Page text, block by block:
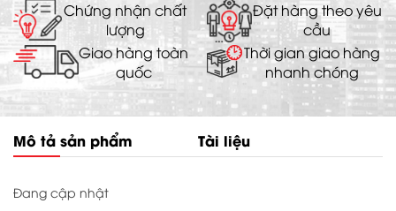
Chứng nhận chất
lượng
Đặt hàng theo yêu
cầu
Giao hàng toàn
quốc
Thời gian giao hàng
nhanh chóng
Mô tả sản phẩm Tài liệu
Đang cập nhật